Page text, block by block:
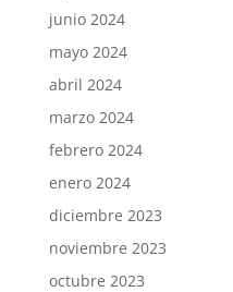
junio 2024
mayo 2024
abril 2024
marzo 2024
febrero 2024
enero 2024
diciembre 2023
noviembre 2023
octubre 2023